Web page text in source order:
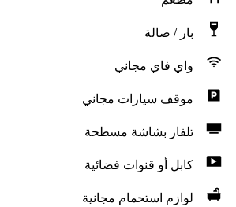
بار / صالة
واي فاي مجاني
موقف سيارات مجاني
تلفاز بشاشة مسطحة
كابل أو قنوات فضائية
لوازم استحمام مجانية